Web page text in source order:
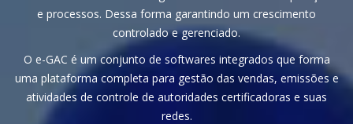
e processos. Dessa forma garantindo um crescimento
controlado e gerenciado.
O e-GAC é um conjunto de softwares integrados que forma
uma plataforma completa para gestão das vendas, emissões e
atividades de controle de autoridades certificadoras e suas
redes.